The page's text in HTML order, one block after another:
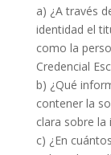
a) ¿A través
identidad el
como la
Credencial
b) ¿Qué
contener la
clara sobre
c) ¿En